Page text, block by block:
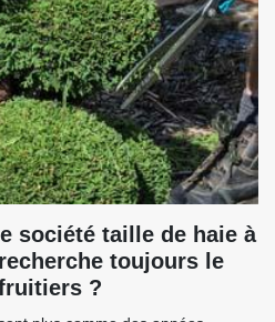
société taille de haie à
toujours le
?